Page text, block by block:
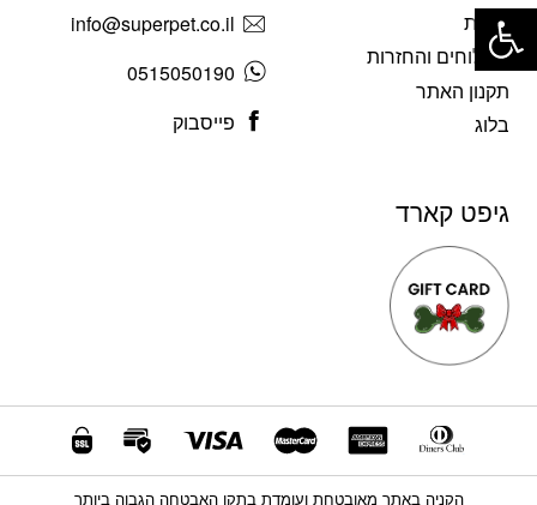
אודות
משלוחים והחזרות
תקנון האתר
בלוג
info@superpet.co.il
0515050190
פייסבוק
גיפט קארד
הקניה באתר מאובטחת ועומדת בתקן האבטחה הגבוה ביותר